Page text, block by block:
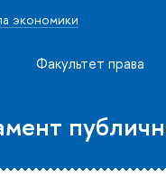
экономики
Факультет права